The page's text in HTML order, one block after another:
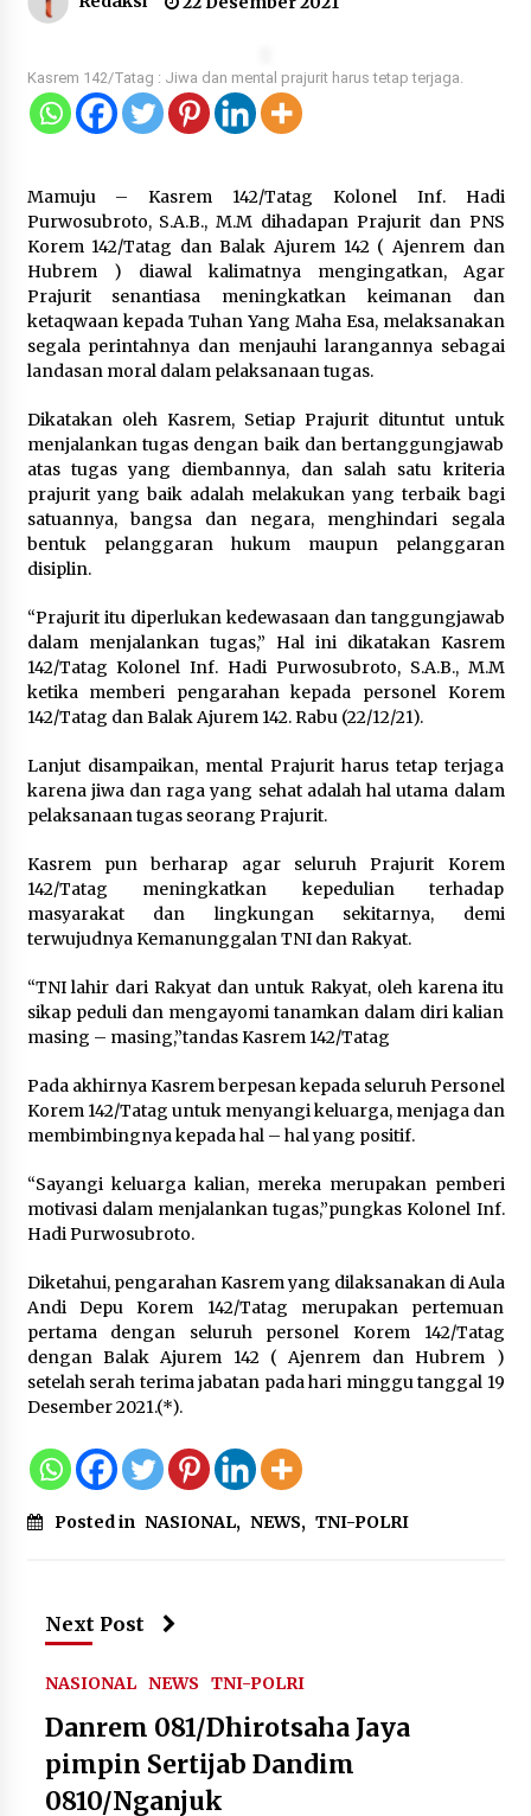
Barang dan Jasa pada BUMD
Halteng
7 Agustus 2026
Kemenkum Malut Ikuti ‘Pasti Ada
Solusi’, Menkum Dorong
Transformasi Digital
7 Agustus 2026
Kemnaker Siapkan Regulasi
dengan Tantangan Dunia Kerja
Modern
7 Agustus 2026
Gebyar Lomba 17 Agustus RSUD
7 Agustus 2026
Pemanfaatan Limbah Galon Bekas,
Cabai Dukung Program Ketahanan
Pangan
7 Agustus 2026
Tagihan Air Tanpa Pemakaian,
Terungkap Ada Transisi Panjang
Pengelolaan , Perumdam TKR
7 Agustus 2026
Dorong Angka Partisipasi Sekolah
Terus Meningkat
7 Agustus 2026
KKM Universitas Bina Bangsa
Pendampingan Pembuatan Spanduk
Sebagai Upaya Memperkuat
Pemasaran UMKM di Desa Cempaka
6 Agustus 2026
Kasrem 142/Tatag : Jiwa dan mental prajurit harus tetap terjaga.
Mamuju – Kasrem 142/Tatag Kolonel Inf. Hadi
Purwosubroto, S.A.B., M.M dihadapan Prajurit dan PNS
Korem 142/Tatag dan Balak Ajurem 142 ( Ajenrem dan
Hubrem ) diawal kalimatnya mengingatkan, Agar
Prajurit senantiasa meningkatkan keimanan dan
ketaqwaan kepada Tuhan Yang Maha Esa, melaksanakan
segala perintahnya dan menjauhi larangannya sebagai
landasan moral dalam pelaksanaan tugas.
Dikatakan oleh Kasrem, Setiap Prajurit dituntut untuk
menjalankan tugas dengan baik dan bertanggungjawab
atas tugas yang diembannya, dan salah satu kriteria
prajurit yang baik adalah melakukan yang terbaik bagi
satuannya, bangsa dan negara, menghindari segala
bentuk pelanggaran hukum maupun pelanggaran
disiplin.
“Prajurit itu diperlukan kedewasaan dan tanggungjawab
dalam menjalankan tugas,” Hal ini dikatakan Kasrem
142/Tatag Kolonel Inf. Hadi Purwosubroto, S.A.B., M.M
ketika memberi pengarahan kepada personel Korem
142/Tatag dan Balak Ajurem 142. Rabu (22/12/21).
Lanjut disampaikan, mental Prajurit harus tetap terjaga
karena jiwa dan raga yang sehat adalah hal utama dalam
pelaksanaan tugas seorang Prajurit.
Kasrem pun berharap agar seluruh Prajurit Korem
142/Tatag meningkatkan kepedulian terhadap
masyarakat dan lingkungan sekitarnya, demi
terwujudnya Kemanunggalan TNI dan Rakyat.
“TNI lahir dari Rakyat dan untuk Rakyat, oleh karena itu
sikap peduli dan mengayomi tanamkan dalam diri kalian
masing – masing,”tandas Kasrem 142/Tatag
Pada akhirnya Kasrem berpesan kepada seluruh Personel
Korem 142/Tatag untuk menyangi keluarga, menjaga dan
membimbingnya kepada hal – hal yang positif.
“Sayangi keluarga kalian, mereka merupakan pemberi
motivasi dalam menjalankan tugas,”pungkas Kolonel Inf.
Hadi Purwosubroto.
Diketahui, pengarahan Kasrem yang dilaksanakan di Aula
Andi Depu Korem 142/Tatag merupakan pertemuan
pertama dengan seluruh personel Korem 142/Tatag
dengan Balak Ajurem 142 ( Ajenrem dan Hubrem )
setelah serah terima jabatan pada hari minggu tanggal 19
Desember 2021.(*).
Posted in NASIONAL, NEWS, TNI-POLRI
Next Post
NASIONAL NEWS TNI-POLRI
Danrem 081/Dhirotsaha Jaya
pimpin Sertijab Dandim
0810/Nganjuk